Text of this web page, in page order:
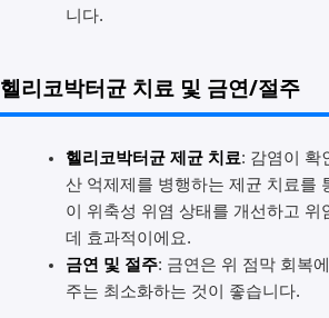
니다.
헬리코박터균 치료 및 금연/절주
헬리코박터균 제균 치료: 감염이 확
산 억제제를 병행하는 제균 치료를
이 위축성 위염 상태를 개선하고 위
데 효과적이에요.
금연 및 절주: 금연은 위 점막 회복
주는 최소화하는 것이 좋습니다.